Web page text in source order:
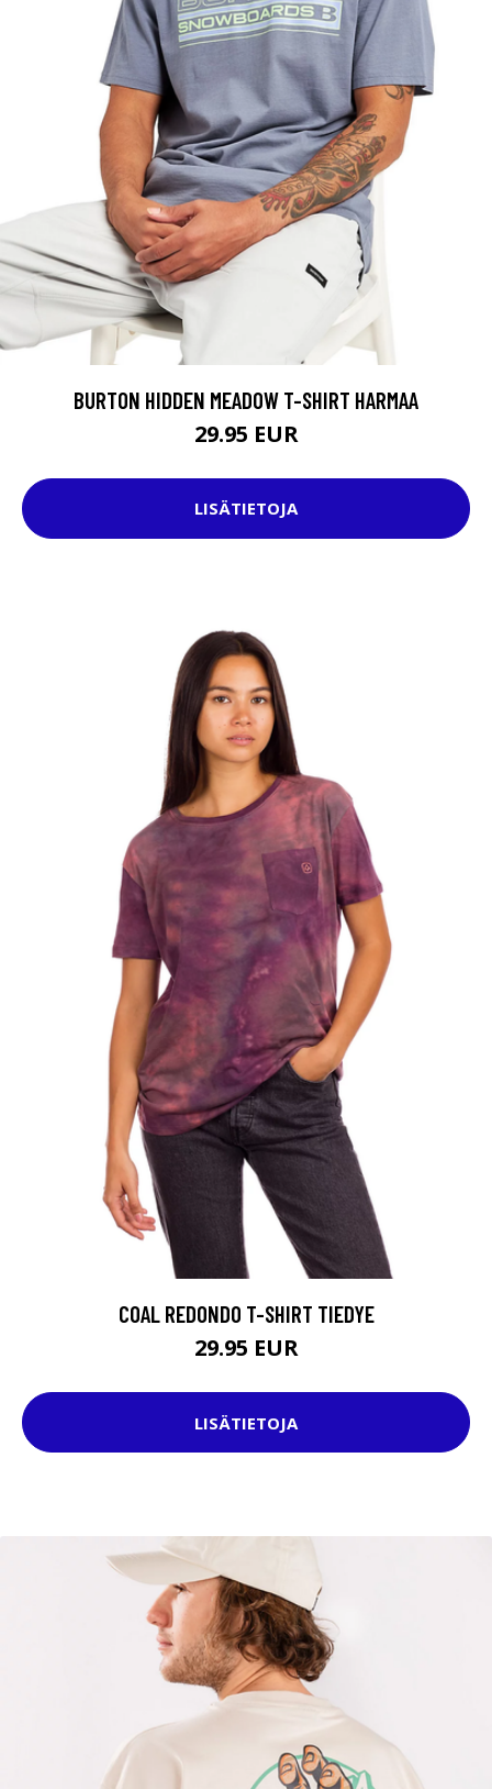
BURTON HIDDEN MEADOW T-SHIRT HARMAA
29.95 EUR
LISÄTIETOJA
COAL REDONDO T-SHIRT TIEDYE
29.95 EUR
LISÄTIETOJA